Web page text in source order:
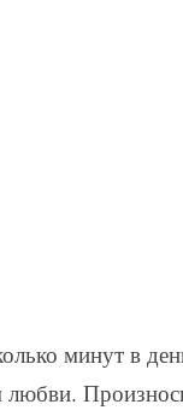
минут в
любви.